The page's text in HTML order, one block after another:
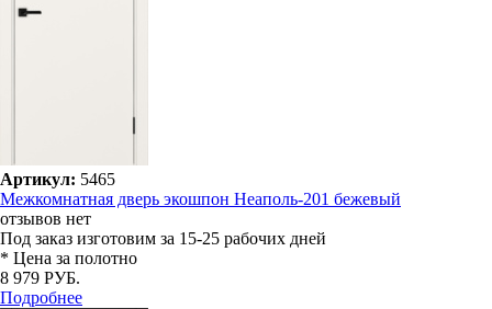
Артикул: 5465
Межкомнатная дверь экошпон Неаполь-201 бежевый
отзывов нет
Под заказ изготовим за 15-25 рабочих дней
* Цена за полотно
8 979 РУБ.
Подробнее